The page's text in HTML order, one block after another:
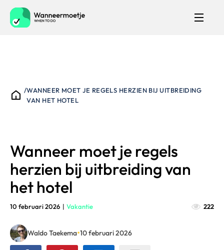
/WANNEER MOET JE REGELS HERZIEN BIJ UITBREIDING
VAN HET HOTEL
Wanneer moet je regels
herzien bij uitbreiding van
het hotel
10 februari 2026 | Vakantie 222
Waldo Taekema•10 februari 2026